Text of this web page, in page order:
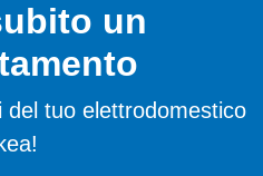
un
tuo elettrodomestico